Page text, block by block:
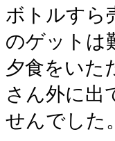
ボトルすら
のゲットは
夕食をいた
さん外に出
せんでした